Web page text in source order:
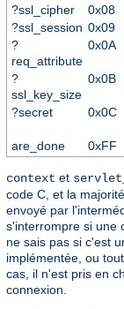
?ssl_cipher
0x08
?ssl_session 0x09
?
req_attribute
0x0A
?
ssl_key_size
0x0B
?secret 0x0C
are_done
0xFF
context et
code C, et la
envoyé par
s'interrompre si une
ne sais pas si c'est
implémentée, ou
cas, il n'est pris en
connexion.